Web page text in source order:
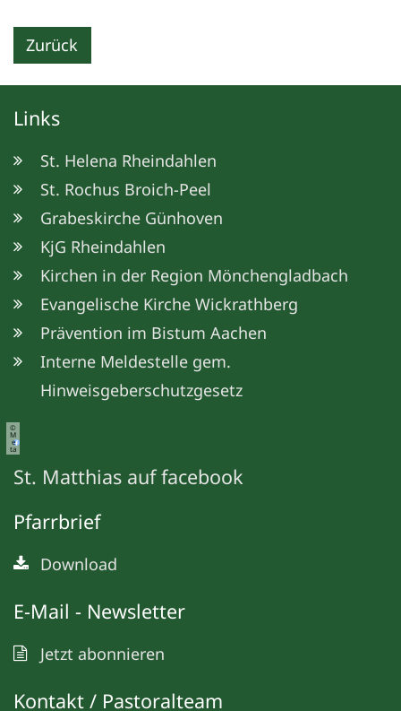
Zurück
Links
St. Helena Rheindahlen
St. Rochus Broich-Peel
Grabeskirche Günhoven
KjG Rheindahlen
Kirchen in der Region Mönchengladbach
Evangelische Kirche Wickrathberg
Prävention im Bistum Aachen
Interne Meldestelle gem.
Hinweisgeberschutzgesetz
©
M
e
ta
St. Matthias auf facebook
Pfarrbrief
Download
E-Mail - Newsletter
Jetzt abonnieren
Kontakt / Pastoralteam